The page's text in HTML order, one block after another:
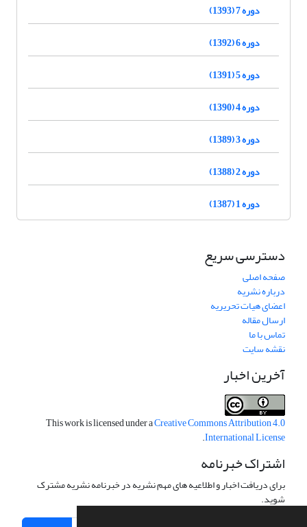
دوره 7 (1393)
دوره 6 (1392)
دوره 5 (1391)
دوره 4 (1390)
دوره 3 (1389)
دوره 2 (1388)
دوره 1 (1387)
دسترسی سریع
صفحه اصلی
درباره نشریه
اعضای هیات تحریریه
ارسال مقاله
تماس با ما
نقشه سایت
آخرین اخبار
This work is licensed under aCreative Commons Attribution 4.0
International License
.
اشتراک خبرنامه
برای دریافت اخبار و اطلاعیه های مهم نشریه در خبرنامه نشریه مشترک
شوید.